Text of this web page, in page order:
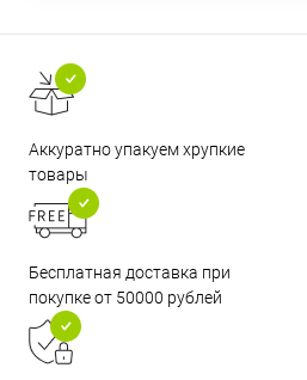
Аккуратно упакуем хрупкие
товары
Бесплатная доставка при
покупке от 50000 рублей